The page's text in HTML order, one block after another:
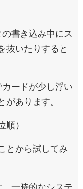
書き込み中にス
抜いたりすると
ードが少し浮い
があります。
順）
とから試してみ
一時的なシステ